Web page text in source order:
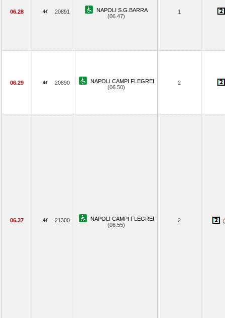
06.28 20891
NAPOLI S.G.BARRA
(06.47)
1
06.29 20890
NAPOLI CAMPI FLEGREI
(06.50)
2
06.37 21300
NAPOLI CAMPI FLEGREI
(06.55)
2